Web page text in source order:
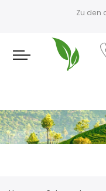
Zu den